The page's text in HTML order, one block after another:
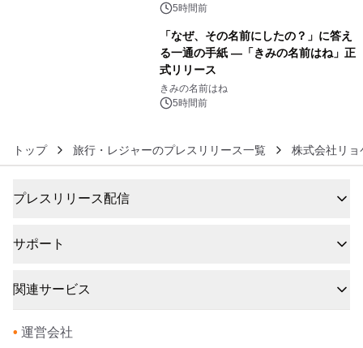
ルアートブック』の発売決定！ 2026
5時間前
「なぜ、その名前にしたの？」に答え
る一通の手紙 ―「きみの名前はね」正
式リリース
きみの名前はね
5時間前
トップ 旅行・レジャーのプレスリリース一覧 株式会社リョ
プレスリリース配信
サポート
関連サービス
• 運営会社